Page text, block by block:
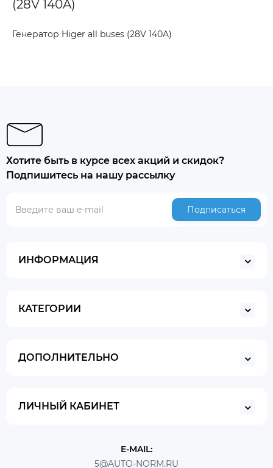
(28V 140A)
Генератор Higer all buses (28V 140A)
Хотите быть в курсе всех акций и скидок?
Подпишитесь на нашу рассылку
Подписаться
ИНФОРМАЦИЯ
КАТЕГОРИИ
ДОПОЛНИТЕЛЬНО
ЛИЧНЫЙ КАБИНЕТ
E-MAIL:
5@AUTO-NORM.RU